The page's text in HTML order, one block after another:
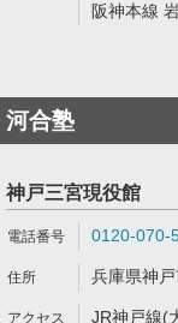
阪神本線
河合塾
神戸三宮現役館
0120-070-
兵庫県神
JR神戸線(